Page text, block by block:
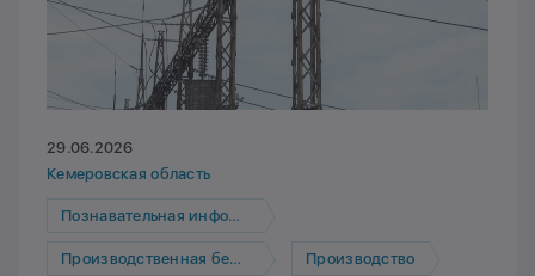
29.06.2026
Кемеровская область
Познавательная информация
Производственная безопасность Производство